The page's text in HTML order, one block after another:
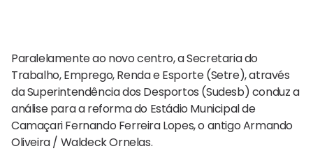
Paralelamente ao novo centro, a Secretaria do
Trabalho, Emprego, Renda e Esporte (Setre), através
da Superintendência dos Desportos (Sudesb) conduz a
análise para a reforma do Estádio Municipal de
Camaçari Fernando Ferreira Lopes, o antigo Armando
Oliveira / Waldeck Ornelas.